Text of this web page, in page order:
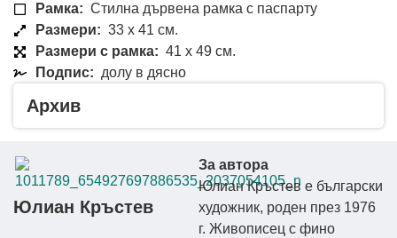
Рамка: Стилна дървена рамка с паспарту
Размери: 33 x 41 см.
Размери с рамка: 41 x 49 см.
Подпис: долу в дясно
Архив
Юлиан Кръстев
За автора
Юлиан Кръстев е български
художник, роден през 1976
г. Живописец с фино